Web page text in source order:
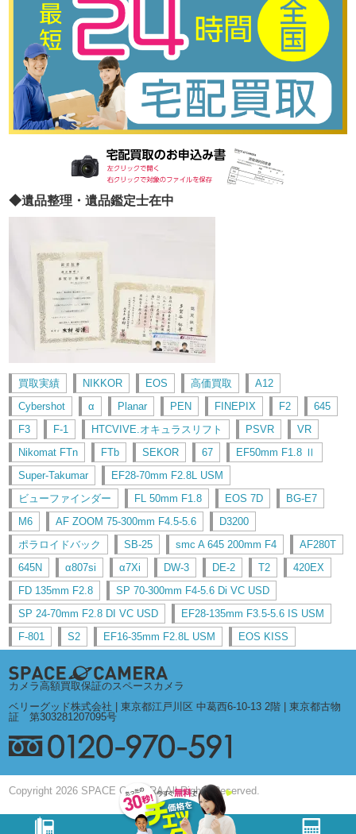
◆遺品整理・遺品鑑定士在中
買取実績 NIKKOR EOS 高価買取
A12
Cybershot
α Planar PEN FINEPIX F2
645
F3
F-1 HTCVIVE.オキュラスリフト PSVR
VR
Nikomat FTn
FTb SEKOR 67
EF50mm F1.8 Ⅱ
Super-Takumar
EF28-70mm F2.8L USM
ビューファインダー
FL 50mm F1.8 EOS 7D
BG-E7
M6
AF ZOOM 75-300mm F4.5-5.6
D3200
ポラロイドバック
SB-25 smc A 645 200mm F4
AF280T
645N
α807si α7Xi DW-3 DE-2 T2
420EX
FD 135mm F2.8
SP 70-300mm F4-5.6 Di VC USD
SP 24-70mm F2.8 DI VC USD
EF28-135mm F3.5-5.6 IS USM
F-801
S2 EF16-35mm F2.8L USM EOS KISS
カメラ高額買取保証のスペースカメラ
ベリーグッド株式会社 | 東京都江戸川区 中葛西6-10-13 2階 | 東京都古物
証 第303281207095号
Copyright 2026 SPACE CAMERA All Rights Reserved.